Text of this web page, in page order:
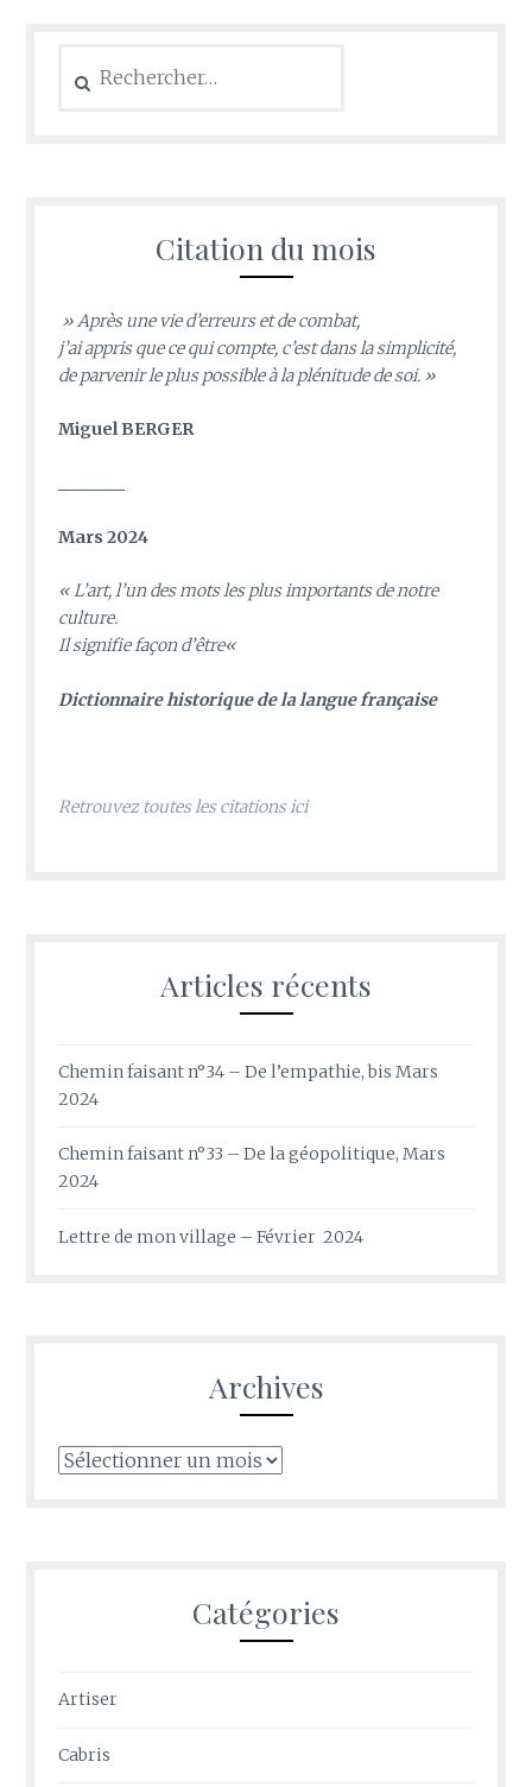
Citation du mois
» Après une vie d’erreurs et de combat,
j’ai appris que ce qui compte, c’est dans la simplicité,
de parvenir le plus possible à la plénitude de soi. »
Miguel BERGER
Mars 2024
«L’art, l’un des mots les plus importants de notre
culture.
Il signifie façon d’être«
Dictionnaire historique de la langue française
Retrouvez toutes les citations ici
Articles récents
Chemin faisant n°34 – De l’empathie, bis Mars
2024
Chemin faisant n°33 – De la géopolitique, Mars
2024
Lettre de mon village – Février 2024
Archives
Archives
Catégories
Artiser
Cabris